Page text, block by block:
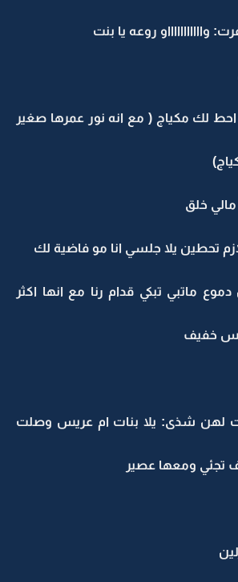
روعه يا بنت
لك مكياج ( مع انه نور عمرها صغير
خلق
تحطين يلا جلسي انا مو فاضية لك
ماتبي تبكي قدام رنا مع انها اكثر
بس خفيف
لهن شذى: يلا بنات ام عريس وصلت
تجئي ومعها عصير